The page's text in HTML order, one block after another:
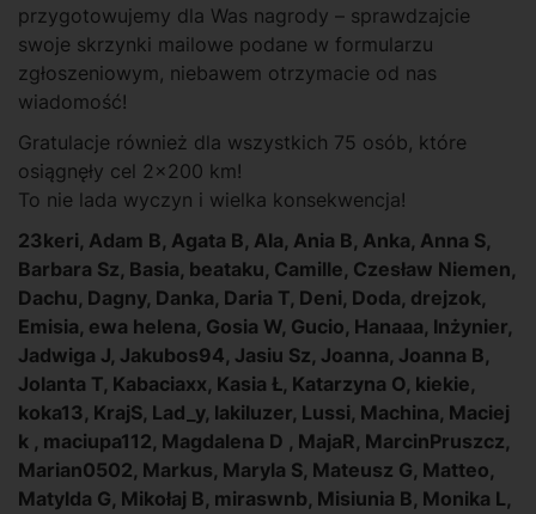
przygotowujemy dla Was nagrody – sprawdzajcie
swoje skrzynki mailowe podane w formularzu
zgłoszeniowym, niebawem otrzymacie od nas
wiadomość!
Gratulacje również dla wszystkich 75 osób, które
osiągnęły cel 2×200 km!
To nie lada wyczyn i wielka konsekwencja!
23keri, Adam B, Agata B, Ala, Ania B, Anka, Anna S,
Barbara Sz, Basia, beataku, Camille, Czesław Niemen,
Dachu, Dagny, Danka, Daria T, Deni, Doda, drejzok,
Emisia, ewa helena, Gosia W, Gucio, Hanaaa, Inżynier,
Jadwiga J, Jakubos94, Jasiu Sz, Joanna, Joanna B,
Jolanta T, Kabaciaxx, Kasia Ł, Katarzyna O, kiekie,
koka13, KrajS, Lad_y, lakiluzer, Lussi, Machina, Maciej
k , maciupa112, Magdalena D , MajaR, MarcinPruszcz,
Marian0502, Markus, Maryla S, Mateusz G, Matteo,
Matylda G, Mikołaj B, miraswnb, Misiunia B, Monika L,